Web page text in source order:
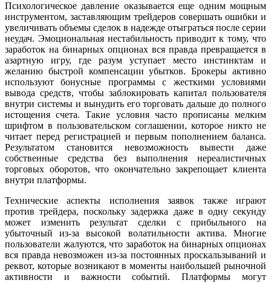
Психологическое давление оказывается еще одним мощным
инструментом, заставляющим трейдеров совершать ошибки и
увеличивать объемы сделок в надежде отыграться после серии
неудач. Эмоциональная нестабильность приводит к тому, что
заработок на бинарных опционах вся правда превращается в
азартную игру, где разум уступает место инстинктам и
желанию быстрой компенсации убытков. Брокеры активно
используют бонусные программы с жесткими условиями
вывода средств, чтобы заблокировать капитал пользователя
внутри системы и вынудить его торговать дальше до полного
истощения счета. Такие условия часто прописаны мелким
шрифтом в пользовательском соглашении, которое никто не
читает перед регистрацией и первым пополнением баланса.
Результатом становится невозможность вывести даже
собственные средства без выполнения нереалистичных
торговых оборотов, что окончательно закрепощает клиента
внутри платформы.
Технические аспекты исполнения заявок также играют
против трейдера, поскольку задержка даже в одну секунду
может изменить результат сделки с прибыльного на
убыточный из-за высокой волатильности актива. Многие
пользователи жалуются, что заработок на бинарных опционах
вся правда невозможен из-за постоянных проскальзываний и
реквот, которые возникают в моменты наибольшей рыночной
активности и важности событий. Платформы могут